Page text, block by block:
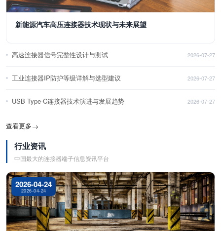
新能源汽车高压连接器技术现状与未来展望
高速连接器信号完整性设计与测试 2026-07-27
工业连接器IP防护等级详解与选型建议 2026-07-27
USB Type-C连接器技术演进与发展趋势 2026-07-27
查看更多→
行业资讯
中国最大的连接器端子信息资讯平台
2026-04-24
2026-04-24